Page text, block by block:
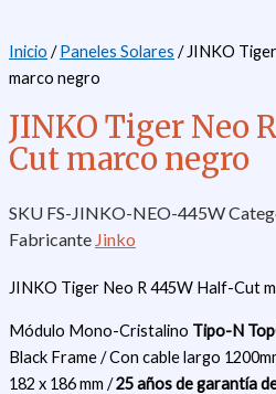
Inicio /Paneles Solares / JINKO
marco negro
JINKO Tiger Neo
Cut marco negro
SKU FS-JINKO-NEO-445W
Fabricante Jinko
JINKO Tiger Neo R 445W Half-Cut
Módulo Mono-Cristalino Tipo-N
Black Frame / Con cable largo
182 x 186 mm /25 años de garantía